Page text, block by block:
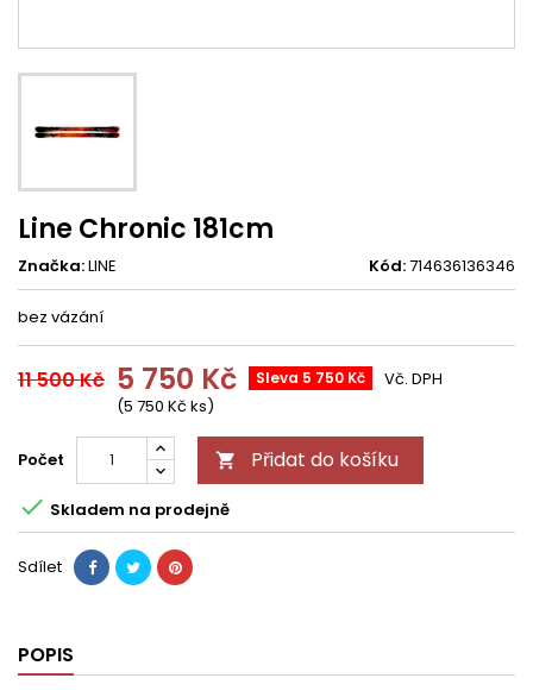
Line Chronic 181cm
Značka:LINE Kód:714636136346
bez vázání
11 500 Kč 5 750 Kč Sleva 5 750 Kč
(5 750 Kč ks)
Vč. DPH
Počet  Přidat do košíku
 Skladem na prodejně
Sdílet
POPIS